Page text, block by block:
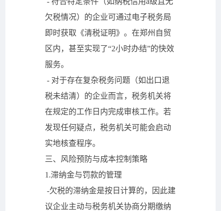
欠税情况）的企业可通过电子税务局
即时获取《清税证明》。在郑州自贸
区内，甚至实现了“2小时办结”的快效
服务。
- 对于存在复杂税务问题（如出口退
税未结清）的企业而言，税务机关将
在规定的工作日内完成审核工作。若
发现任何疑点，税务机关可能会启动
实地核查程序。
三、风险预防与成本控制策略
1.滞纳金与罚款的管理
-欠税的滞纳金是按日计算的，因此建
议企业主动与税务机关协商分期缴纳